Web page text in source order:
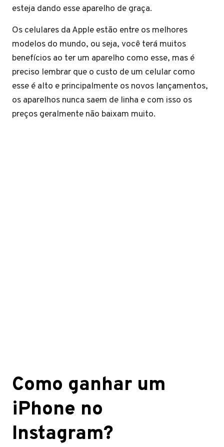
esteja dando esse aparelho de graça.
Os celulares da Apple estão entre os melhores
modelos do mundo, ou seja, você terá muitos
benefícios ao ter um aparelho como esse, mas é
preciso lembrar que o custo de um celular como
esse é alto e principalmente os novos lançamentos,
os aparelhos nunca saem de linha e com isso os
preços geralmente não baixam muito.
Como ganhar um
iPhone no
Instagram?